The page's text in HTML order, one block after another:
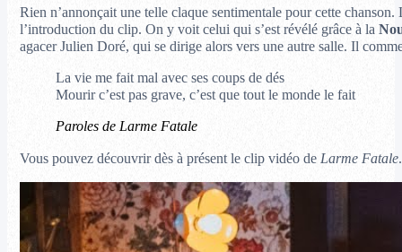
Rien n’annonçait une telle claque sentimentale pour cette
l’introduction du clip. On y voit celui qui s’est révélé grâce à la
agacer Julien Doré, qui se dirige alors vers une autre salle. Il
La vie me fait mal avec ses coups de dés
Mourir c’est pas grave, c’est que tout le monde le fait
Paroles de Larme Fatale
Vous pouvez découvrir dès à présent le clip vidéo de Larme Fatale.